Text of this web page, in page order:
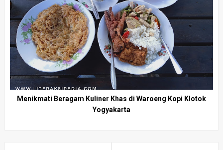
Menikmati Beragam Kuliner Khas di Waroeng Kopi Klotok
Yogyakarta